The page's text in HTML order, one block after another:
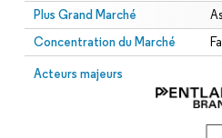
Plus Grand Marché
Concentration du Marché
Acteurs majeurs
Image © Mordor Intelligence. La